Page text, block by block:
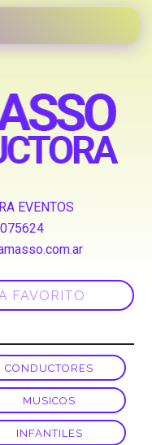
EVENTOS
CONDUCTORES
MUSICOS
INFANTILES